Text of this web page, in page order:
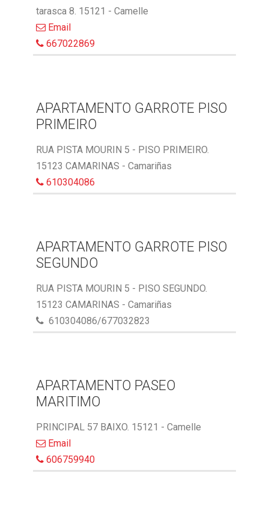
tarasca 8. 15121 - Camelle
Email
667022869
APARTAMENTO GARROTE PISO
PRIMEIRO
RUA PISTA MOURIN 5 - PISO PRIMEIRO.
15123 CAMARINAS - Camariñas
610304086
APARTAMENTO GARROTE PISO
SEGUNDO
RUA PISTA MOURIN 5 - PISO SEGUNDO.
15123 CAMARINAS - Camariñas
610304086/677032823
APARTAMENTO PASEO
MARITIMO
PRINCIPAL 57 BAIXO. 15121 - Camelle
Email
606759940